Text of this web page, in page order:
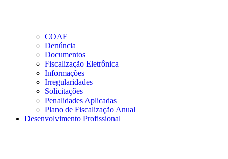
COAF
Denúncia
Documentos
Fiscalização Eletrônica
Informações
Irregularidades
Solicitações
Penalidades Aplicadas
Plano de Fiscalização Anual
Desenvolvimento Profissional